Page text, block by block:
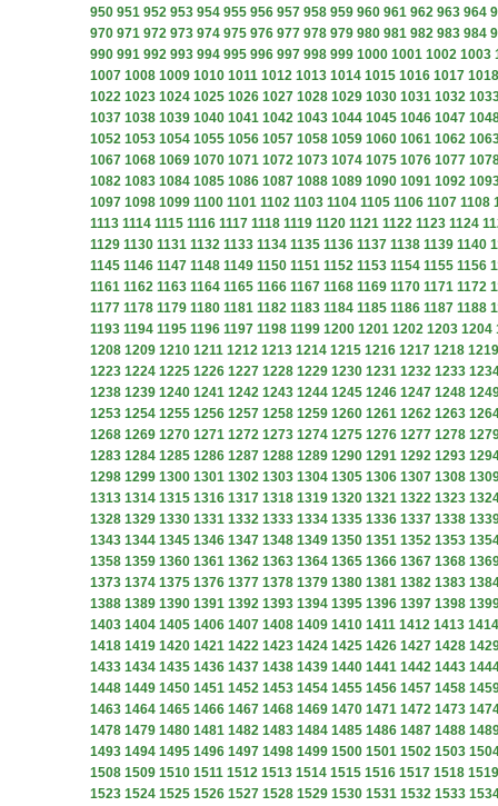
950 951 952 953 954 955 956 957 958 959 960 961 962 963 964
970 971 972 973 974 975 976 977 978 979 980 981 982 983 984
990 991 992 993 994 995 996 997 998 999 1000 1001 1002 1003
1007 1008 1009 1010 1011 1012 1013 1014 1015 1016 1017 1018
1022 1023 1024 1025 1026 1027 1028 1029 1030 1031 1032
1037 1038 1039 1040 1041 1042 1043 1044 1045 1046 1047
1052 1053 1054 1055 1056 1057 1058 1059 1060 1061 1062
1067 1068 1069 1070 1071 1072 1073 1074 1075 1076 1077
1082 1083 1084 1085 1086 1087 1088 1089 1090 1091 1092
1097 1098 1099 1100 1101 1102 1103 1104 1105 1106 1107 1108
1113 1114 1115 1116 1117 1118 1119 1120 1121 1122 1123 1124
1129 1130 1131 1132 1133 1134 1135 1136 1137 1138 1139 1140
1145 1146 1147 1148 1149 1150 1151 1152 1153 1154 1155 1156
1161 1162 1163 1164 1165 1166 1167 1168 1169 1170 1171 1172
1177 1178 1179 1180 1181 1182 1183 1184 1185 1186 1187 1188
1193 1194 1195 1196 1197 1198 1199 1200 1201 1202 1203 1204
1208 1209 1210 1211 1212 1213 1214 1215 1216 1217 1218 1219
1223 1224 1225 1226 1227 1228 1229 1230 1231 1232 1233
1238 1239 1240 1241 1242 1243 1244 1245 1246 1247 1248
1253 1254 1255 1256 1257 1258 1259 1260 1261 1262 1263
1268 1269 1270 1271 1272 1273 1274 1275 1276 1277 1278
1283 1284 1285 1286 1287 1288 1289 1290 1291 1292 1293
1298 1299 1300 1301 1302 1303 1304 1305 1306 1307 1308
1313 1314 1315 1316 1317 1318 1319 1320 1321 1322 1323
1328 1329 1330 1331 1332 1333 1334 1335 1336 1337 1338
1343 1344 1345 1346 1347 1348 1349 1350 1351 1352 1353
1358 1359 1360 1361 1362 1363 1364 1365 1366 1367 1368
1373 1374 1375 1376 1377 1378 1379 1380 1381 1382 1383
1388 1389 1390 1391 1392 1393 1394 1395 1396 1397 1398
1403 1404 1405 1406 1407 1408 1409 1410 1411 1412 1413 1414
1418 1419 1420 1421 1422 1423 1424 1425 1426 1427 1428
1433 1434 1435 1436 1437 1438 1439 1440 1441 1442 1443
1448 1449 1450 1451 1452 1453 1454 1455 1456 1457 1458
1463 1464 1465 1466 1467 1468 1469 1470 1471 1472 1473
1478 1479 1480 1481 1482 1483 1484 1485 1486 1487 1488
1493 1494 1495 1496 1497 1498 1499 1500 1501 1502 1503
1508 1509 1510 1511 1512 1513 1514 1515 1516 1517 1518 1519
1523 1524 1525 1526 1527 1528 1529 1530 1531 1532 1533